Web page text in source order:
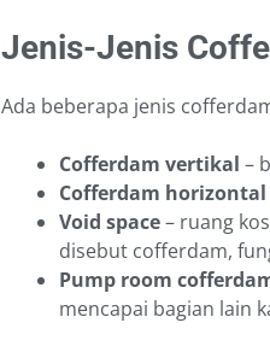
Jenis-Jenis
Ada beberapa jenis
Cofferdam vertikal –
Cofferdam horizontal
Void space– ruang
disebut cofferdam,
Pump room
mencapai bagian lain